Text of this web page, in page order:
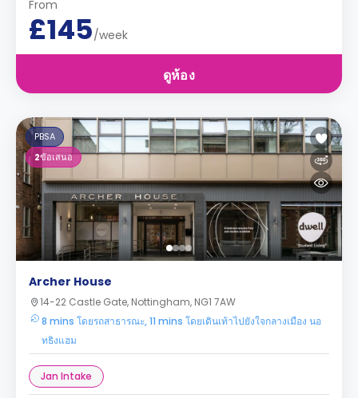
From
£145/week
ดูห้อง
PBSA
2ข้อเสนอ
Archer House
14-22 Castle Gate, Nottingham, NG1 7AW
8 mins โดยรถสาธารณะ, 11 mins โดยเดินเท้าไปยังใจกลางเมือง นอ
ทธิงแฮม
Jan Intake